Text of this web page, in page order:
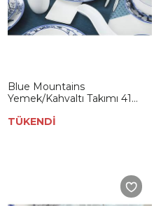
Blue Mountains
Yemek/Kahvaltı Takımı 41
TÜKENDİ